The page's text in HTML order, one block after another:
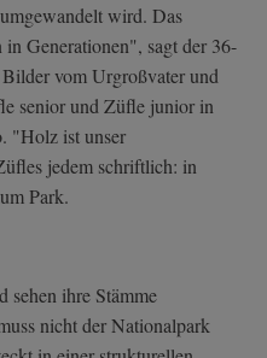
wird. Das
Generationen", sagt der 36-
vom Urgroßvater und
senior und Züfle junior in
"Holz ist unser
jedem schriftlich: in
Park.
sehen ihre Stämme
nicht der Nationalpark